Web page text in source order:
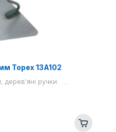
Topex 13A102
ручки. ..